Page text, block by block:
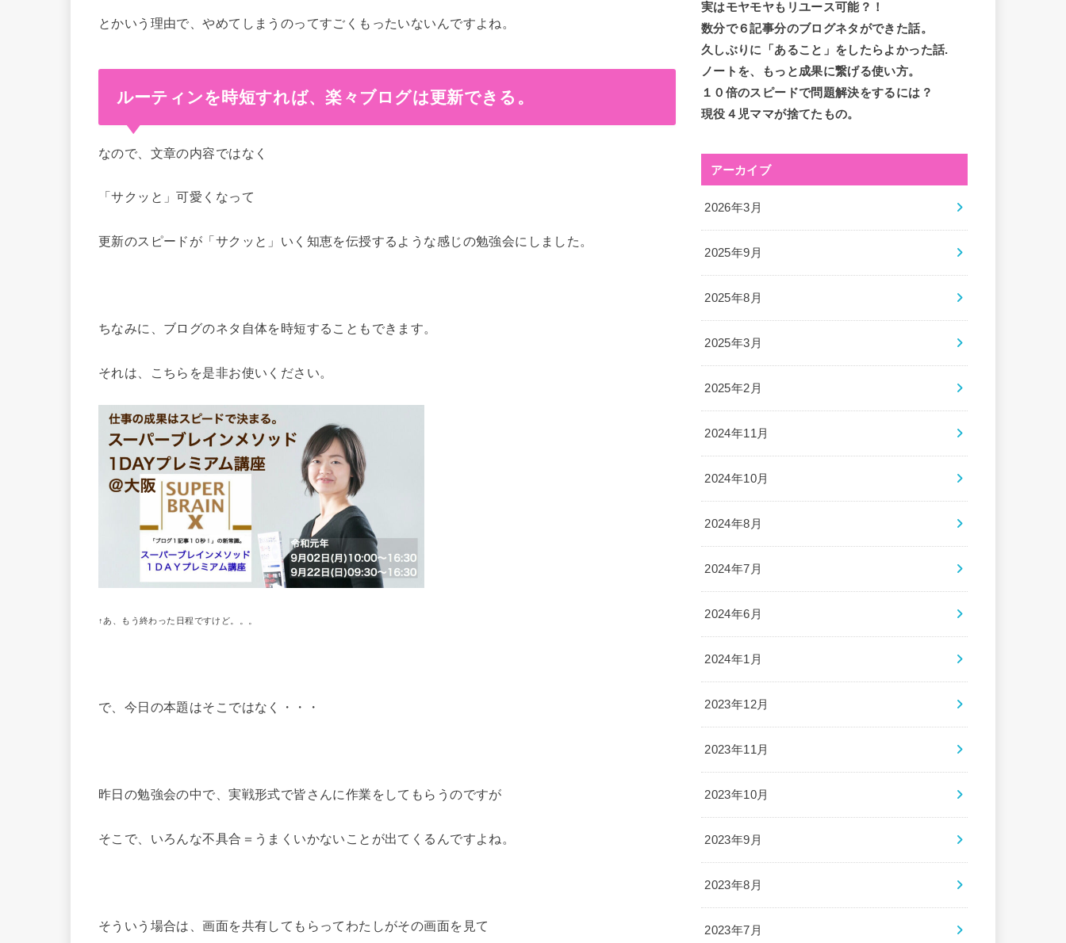
とかいう理由で、やめてしまうのってすごくもったいないんですよね。
ルーティンを時短すれば、楽々ブログは更新できる。
なので、文章の内容ではなく
「サクッと」可愛くなって
更新のスピードが「サクッと」いく知恵を伝授するような感じの勉強会にしました。
ちなみに、ブログのネタ自体を時短することもできます。
それは、こちらを是非お使いください。
↑あ、もう終わった日程ですけど。。。
で、今日の本題はそこではなく・・・
昨日の勉強会の中で、実戦形式で皆さんに作業をしてもらうのですが
そこで、いろんな不具合＝うまくいかないことが出てくるんですよね。
そういう場合は、画面を共有してもらってわたしがその画面を見て
実はモヤモヤもリユース可能？！
数分で６記事分のブログネタができた話。
久しぶりに「あること」をしたらよかった話.
ノートを、もっと成果に繋げる使い方。
１０倍のスピードで問題解決をするには？
現役４児ママが捨てたもの。
アーカイブ
2026年3月
2025年9月
2025年8月
2025年3月
2025年2月
2024年11月
2024年10月
2024年8月
2024年7月
2024年6月
2024年1月
2023年12月
2023年11月
2023年10月
2023年9月
2023年8月
2023年7月